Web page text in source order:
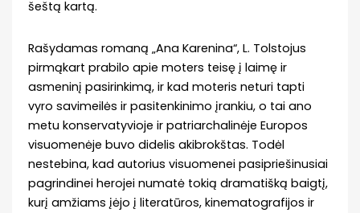
šeštą kartą.
Rašydamas romaną „Ana Karenina“, L. Tolstojus
pirmąkart prabilo apie moters teisę į laimę ir
asmeninį pasirinkimą, ir kad moteris neturi tapti
vyro savimeilės ir pasitenkinimo įrankiu, o tai ano
metu konservatyvioje ir patriarchalinėje Europos
visuomenėje buvo didelis akibrokštas. Todėl
nestebina, kad autorius visuomenei pasipriešinusiai
pagrindinei herojei numatė tokią dramatišką baigtį,
kurį amžiams įėjo į literatūros, kinematografijos ir